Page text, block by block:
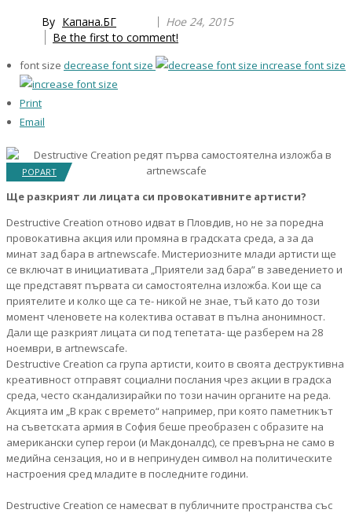
By Капана.БГ
Ное 24, 2015
Be the first to comment!
font size decrease font size increase font size
Print
Email
POPART
Ще разкрият ли лицата си провокативните артисти?
Destructive Creation отново идват в Пловдив, но не за поредна
провокативна акция или промяна в градската среда, а за да
минат зад бара в artnewscafe. Мистериозните млади артисти ще
се включат в инициативата „Приятели зад бара” в заведението и
ще представят първата си самостоятелна изложба. Кои ще са
приятелите и колко ще са те- никой не знае, тъй като до този
момент членовете на колектива остават в пълна анонимност.
Дали ще разкрият лицата си под тепетата- ще разберем на 28
ноември, в artnewscafe.
Destructive Creation са група артисти, които в своята деструктивна
креативност отправят социални послания чрез акции в градска
среда, често скандализирайки по този начин органите на реда.
Акцията им „В крак с времето“ например, при която паметникът
на съветската армия в София беше преобразен с образите на
американски супер герои (и Макдоналдс), се превърна не само в
медийна сензация, но и в непринуден символ на политическите
настроения сред младите в последните години.
Destructive Creation се намесват в публичните пространства със